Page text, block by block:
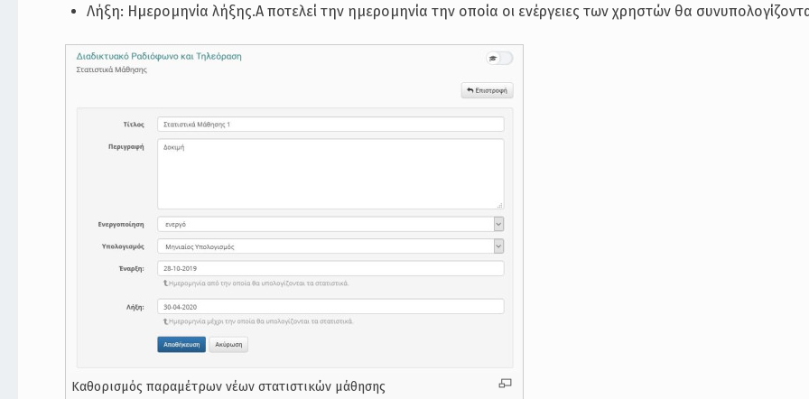
Λήξη: Ημερομηνία λήξης.Α ποτελεί την ημερομηνία την οποία οι ενέργειες των χρηστών θα
Καθορισμός παραμέτρων νέων στατιστικών μάθησης